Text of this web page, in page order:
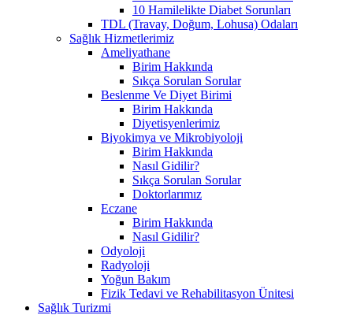
10 Hamilelikte Diabet Sorunları
TDL (Travay, Doğum, Lohusa) Odaları
Sağlık Hizmetlerimiz
Ameliyathane
Birim Hakkında
Sıkça Sorulan Sorular
Beslenme Ve Diyet Birimi
Birim Hakkında
Diyetisyenlerimiz
Biyokimya ve Mikrobiyoloji
Birim Hakkında
Nasıl Gidilir?
Sıkça Sorulan Sorular
Doktorlarımız
Eczane
Birim Hakkında
Nasıl Gidilir?
Odyoloji
Radyoloji
Yoğun Bakım
Fizik Tedavi ve Rehabilitasyon Ünitesi
Sağlık Turizmi